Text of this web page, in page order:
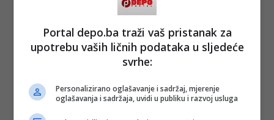
Portal depo.ba traži vaš pristanak za
upotrebu vaših ličnih podataka u sljedeće
svrhe:
Personalizirano oglašavanje i sadržaj, mjerenje
oglašavanja i sadržaja, uvidi u publiku i razvoj usluga